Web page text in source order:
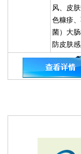
风、皮
色糠疹
菌）大
防皮肤感